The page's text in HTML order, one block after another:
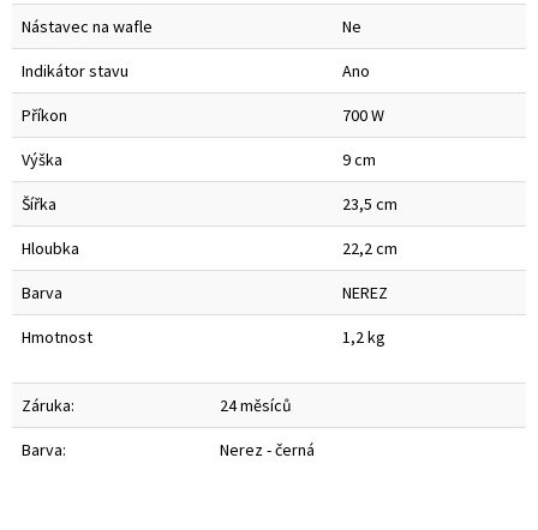
Nástavec na wafle Ne
Indikátor stavu Ano
Příkon 700 W
Výška 9 cm
Šířka 23,5 cm
Hloubka 22,2 cm
Barva NEREZ
Hmotnost 1,2 kg
Záruka: 24 měsíců
Barva: Nerez - černá